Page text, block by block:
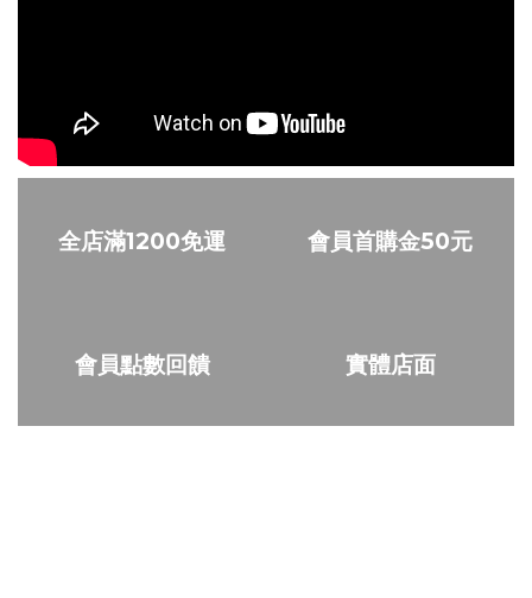
全店滿1200免運 會員首購金50元
會員點數回饋 實體店面